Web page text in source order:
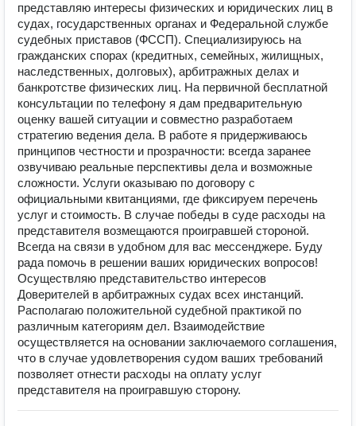
представляю интересы физических и юридических лиц в
судах, государственных органах и Федеральной службе
судебных приставов (ФССП). Специализируюсь на
гражданских спорах (кредитных, семейных, жилищных,
наследственных, долговых), арбитражных делах и
банкротстве физических лиц. На первичной бесплатной
консультации по телефону я дам предварительную
оценку вашей ситуации и совместно разработаем
стратегию ведения дела. В работе я придерживаюсь
принципов честности и прозрачности: всегда заранее
озвучиваю реальные перспективы дела и возможные
сложности. Услуги оказываю по договору с
официальными квитанциями, где фиксируем перечень
услуг и стоимость. В случае победы в суде расходы на
представителя возмещаются проигравшей стороной.
Всегда на связи в удобном для вас мессенджере. Буду
рада помочь в решении ваших юридических вопросов!
Осуществляю представительство интересов
Доверителей в арбитражных судах всех инстанций.
Располагаю положительной судебной практикой по
различным категориям дел. Взаимодействие
осуществляется на основании заключаемого соглашения,
что в случае удовлетворения судом ваших требований
позволяет отнести расходы на оплату услуг
представителя на проигравшую сторону.